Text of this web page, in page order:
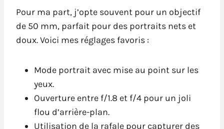
Pour ma part, j’opte souvent pour un objectif
de 50 mm, parfait pour des portraits nets et
doux. Voici mes réglages favoris :
Mode portrait avec mise au point sur les
yeux.
Ouverture entre f/1.8 et f/4 pour un joli
flou d’arrière-plan.
Utilisation de la rafale pour capturer des